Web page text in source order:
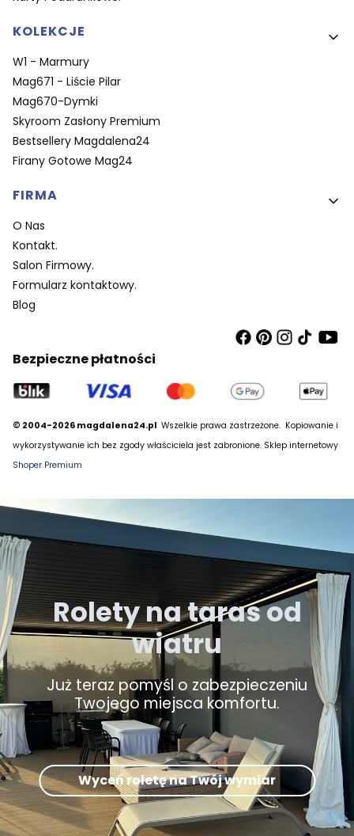
KOLEKCJE
W1 - Marmury
Mag671 - Liście Pilar
Mag670-Dymki
Skyroom Zasłony Premium
Bestsellery Magdalena24
Firany Gotowe Mag24
FIRMA
O Nas
Kontakt.
Salon Firmowy.
Formularz kontaktowy.
Blog
Bezpieczne płatności
© 2004-2026 magdalena24.pl Wszelkie prawa zastrzeżone. Kopiowanie i
wykorzystywanie ich bez zgody właściciela jest zabronione. Sklep internetowy
Shoper Premium
Rolety na taras od
wiatru
Już teraz pomyśl o zabezpieczeniu
Twojego miejsca komfortu.
Wyceń roletę na Twój wymiar